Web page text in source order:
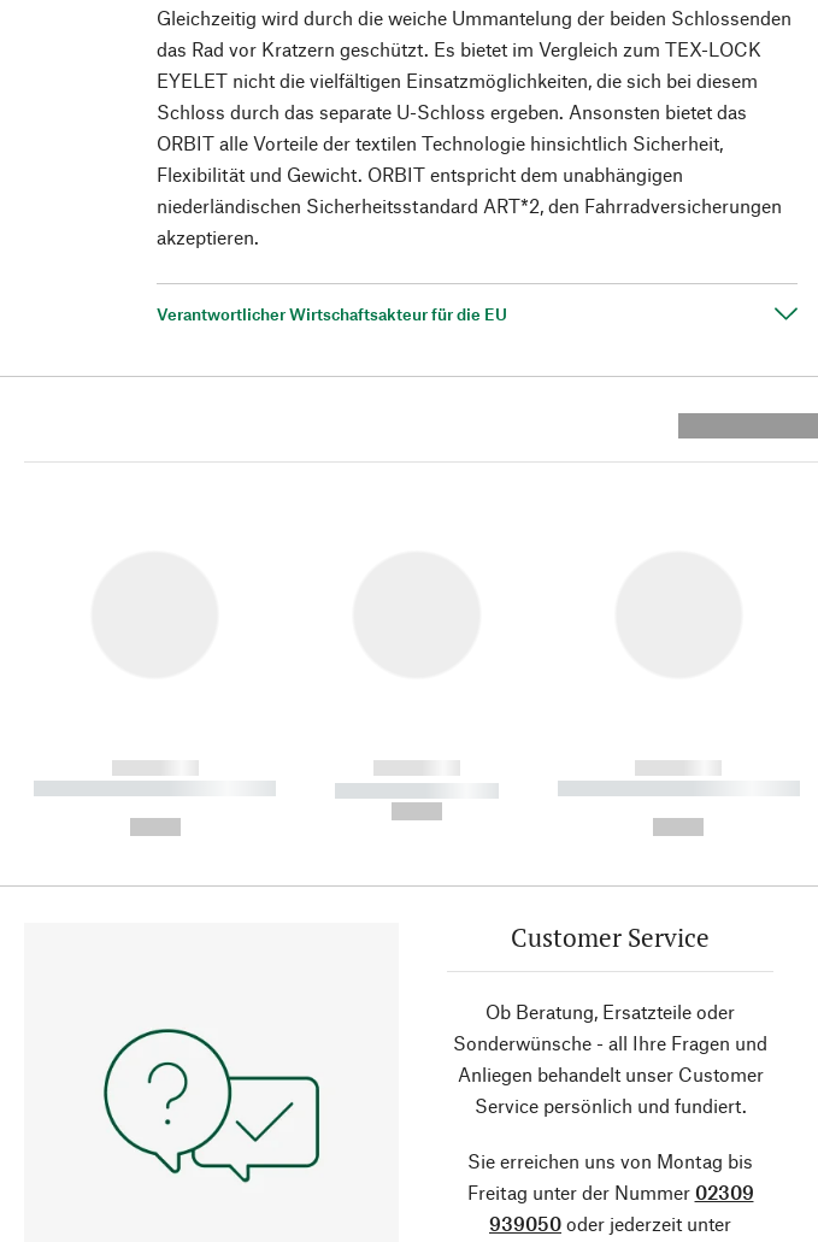
Gleichzeitig wird durch die weiche Ummantelung der beiden Schlossenden
das Rad vor Kratzern geschützt. Es bietet im Vergleich zum TEX-LOCK
EYELET nicht die vielfältigen Einsatzmöglichkeiten, die sich bei diesem
Schloss durch das separate U-Schloss ergeben. Ansonsten bietet das
ORBIT alle Vorteile der textilen Technologie hinsichtlich Sicherheit,
Flexibilität und Gewicht. ORBIT entspricht dem unabhängigen
niederländischen Sicherheitsstandard ART*2, den Fahrradversicherungen
akzeptieren.
Verantwortlicher Wirtschaftsakteur für die EU
------------
----------- ----------- ----------
------------
----------- -----------
------------
----------- ----------- ----------
Customer Service
Ob Beratung, Ersatzteile oder
Sonderwünsche - all Ihre Fragen und
Anliegen behandelt unser Customer
Service persönlich und fundiert.
Sie erreichen uns von Montag bis
Freitag unter der Nummer 02309
939050 oder jederzeit unter